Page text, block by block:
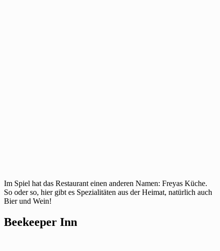
Im Spiel hat das Restaurant einen anderen Namen: Freyas Küche.
So oder so, hier gibt es Spezialitäten aus der Heimat, natürlich auch
Bier und Wein!
Beekeeper Inn